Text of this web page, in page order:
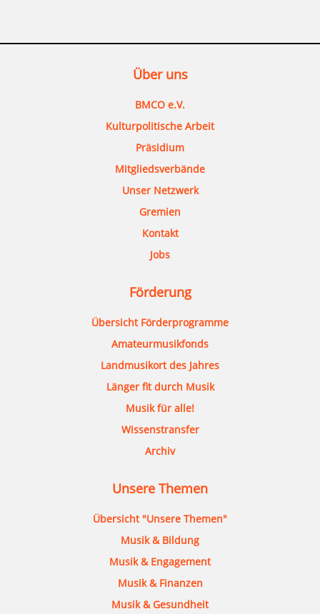
Über uns
BMCO e.V.
Kulturpolitische Arbeit
Präsidium
Mitgliedsverbände
Unser Netzwerk
Gremien
Kontakt
Jobs
Förderung
Übersicht Förderprogramme
Amateurmusikfonds
Landmusikort des Jahres
Länger fit durch Musik
Musik für alle!
Wissenstransfer
Archiv
Unsere Themen
Übersicht "Unsere Themen"
Musik & Bildung
Musik & Engagement
Musik & Finanzen
Musik & Gesundheit